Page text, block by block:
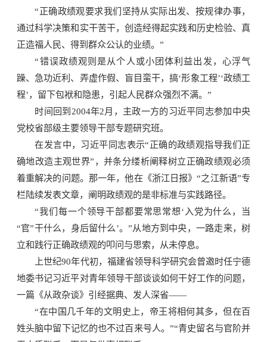
“正确政绩观要求我们坚持从实际出发、按规律办事，
通过科学决策和实干苦干，创造经得起实践和历史检验、真
正造福人民、得到群众公认的业绩。”
“错误政绩观则是从个人或小团体利益出发，心浮气
躁、急功近利、弄虚作假、盲目蛮干，搞‘形象工程’‘政绩工
程’，留下包袱和隐患，引起人民群众强烈不满。”
时间回到2004年2月，主政一方的习近平同志参加中央
党校省部级主要领导干部专题研究班。
在发言中，习近平同志表示“正确的政绩观指导我们正
确地改造主观世界”，并条分缕析阐释树立正确政绩观必须
着重解决的问题。那一年，他在《浙江日报》“之江新语”专
栏陆续发表文章，阐明政绩观的是非标准与实践路径。
“我们每一个领导干部都要常思常想‘入党为什么，当
“官”干什么，身后留什么’。”从地方到中央，一路走来，树
立和践行正确政绩观的叩问与思索，从未停息。
上世纪90年代初，福建省领导科学研究会曾邀时任宁德
地委书记习近平对青年领导干部谈谈如何干好工作的问题，
一篇《从政杂谈》引经据典、发人深省——
“在中国几千年的文明史上，帝王将相何其多，但在百
姓头脑中留下记忆的也不过百来号人。”“青史留名与官阶并